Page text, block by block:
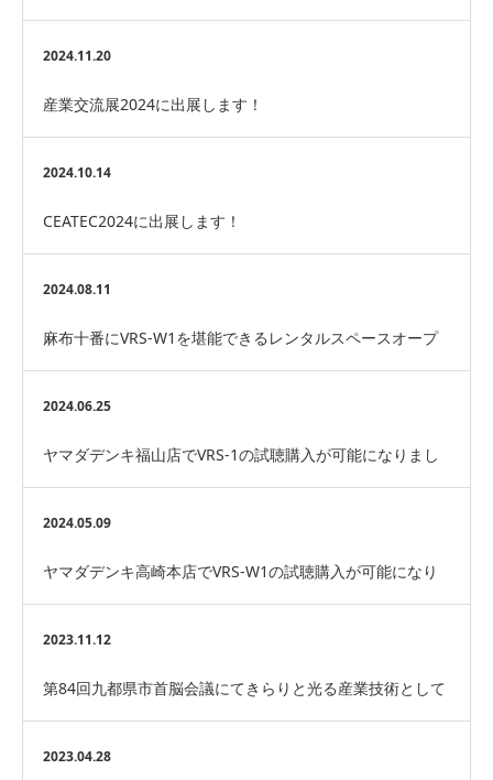
2024.11.20
産業交流展2024に出展します！
2024.10.14
CEATEC2024に出展します！
2024.08.11
麻布十番にVRS-W1を堪能できるレンタルスペースオープ
ン！！！
2024.06.25
ヤマダデンキ福山店でVRS-1の試聴購入が可能になりまし
た！
2024.05.09
ヤマダデンキ高崎本店でVRS-W1の試聴購入が可能になり
ました！
2023.11.12
第84回九都県市首脳会議にてきらりと光る産業技術として
表彰して頂きました
2023.04.28